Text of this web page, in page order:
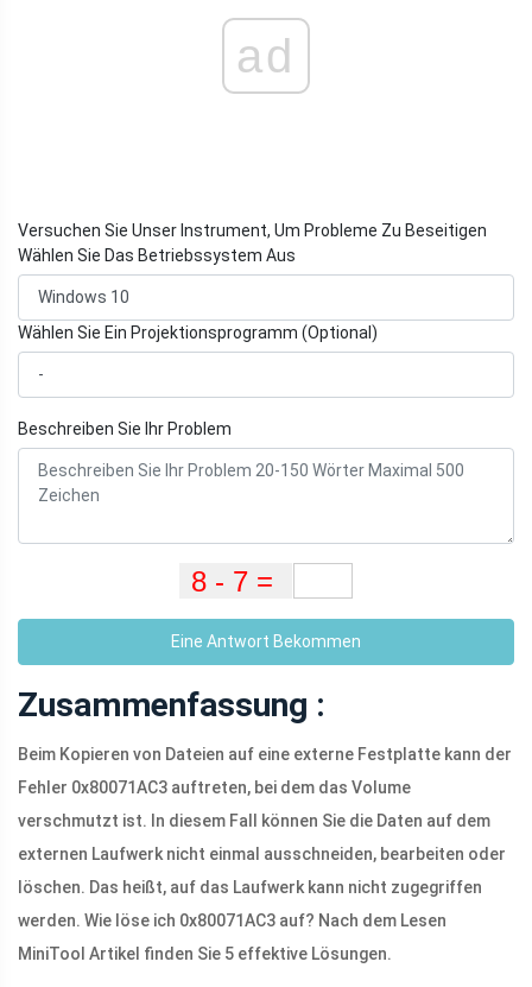
ad
Versuchen Sie Unser Instrument, Um Probleme Zu Beseitigen
Wählen Sie Das Betriebssystem Aus
Wählen Sie Ein Projektionsprogramm (Optional)
Beschreiben Sie Ihr Problem
Eine Antwort Bekommen
Zusammenfassung :
Beim Kopieren von Dateien auf eine externe Festplatte kann der
Fehler 0x80071AC3 auftreten, bei dem das Volume
verschmutzt ist. In diesem Fall können Sie die Daten auf dem
externen Laufwerk nicht einmal ausschneiden, bearbeiten oder
löschen. Das heißt, auf das Laufwerk kann nicht zugegriffen
werden. Wie löse ich 0x80071AC3 auf? Nach dem Lesen
MiniTool Artikel finden Sie 5 effektive Lösungen.